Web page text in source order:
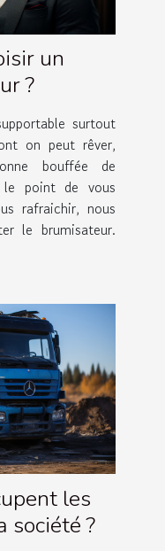
un
?
surtout
on peut rêver,
bouffée de
point de vous
rafraichir, nous
le brumisateur.
les
société ?